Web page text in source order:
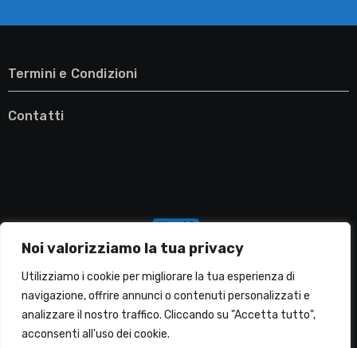
Noi valorizziamo la tua privacy
Utilizziamo i cookie per migliorare la tua esperienza di
navigazione, offrire annunci o contenuti personalizzati e
analizzare il nostro traffico. Cliccando su "Accetta tutto",
acconsenti all'uso dei cookie.
Termini e Condizioni
Contatti
Migliori Lavatrici